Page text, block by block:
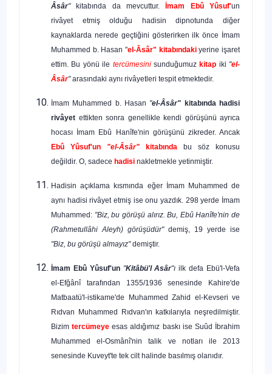
Âsâr"kitabında da mev­cuttur.İmam Ebû Yûsuf'un
rivâyet etmiş olduğu hadisin dipnotunda diğer
kaynaklarda nerede geçtiğini gösterirken ilk önce İmam
Muham­med b. Hasan "el-Âsâr" kitabındakiyerine işaret
ettim. Bu yönü ile tercümesini sunduğumuzkitap iki "el-
Âsâr"arasındaki aynı rivâyetleri tespit etmektedir.
İmam Muhammed b. Hasan "el-Âsâr" kitabında hadisi
rivâyet ettikten sonra genellikle kendi görüşünü ayrıca
hocası İmam Ebû Hanîfe'nin görüşünü zikreder. Ancak
Ebû Yûsuf'un "el-Âsâr" kitabında bu söz konusu
değildir. O, sadece hadisi nakletmekle yetinmiştir.
Hadisin açıklama kısmında eğer İmam Muhammed de
aynı ha­disi rivâyet etmiş ise onu yazdık. 298 yerde İmam
Muhammed: "Biz, bu görüşü alırız. Bu, Ebû Hanîfe'nin de
(Rahmetullâhi Aleyh) görüşüdür" de­miş, 19 yerde ise
"Biz, bu görüşü almayız"demiştir.
İmam Ebû Yûsuf'un "Kitâbü'l Asâr"ıilk defa Ebü'l-Vefa
el-Efğânî tarafından 1355/1936 senesinde Kahire'de
Matbaatü'l-istikame'de Mu­hammed Zahid el-Kevseri ve
Rıdvan Muhammed Rıdvan'ın katkılarıyla neşredilmiştir.
Bizimtercümeye esas aldığımız baskı ise Suûd İbrahim
Muhammed el-Osmânî'nin talik ve notları ile 2013
senesinde Kuveyt'te tek cilt halinde basılmış olanıdır.